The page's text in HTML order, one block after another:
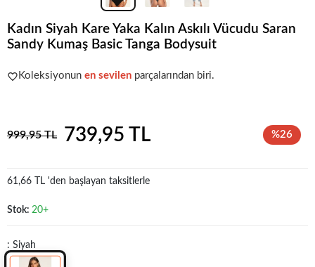
Kadın Siyah Kare Yaka Kalın Askılı Vücudu Saran
Sandy Kumaş Basic Tanga Bodysuit
Acele et!Stoklar hızla azalıyor!
Koleksiyonun en sevilen parçalarından biri.
999,95 TL 739,95 TL %26
61,66 TL 'den başlayan taksitlerle
Stok: 20+
: Siyah